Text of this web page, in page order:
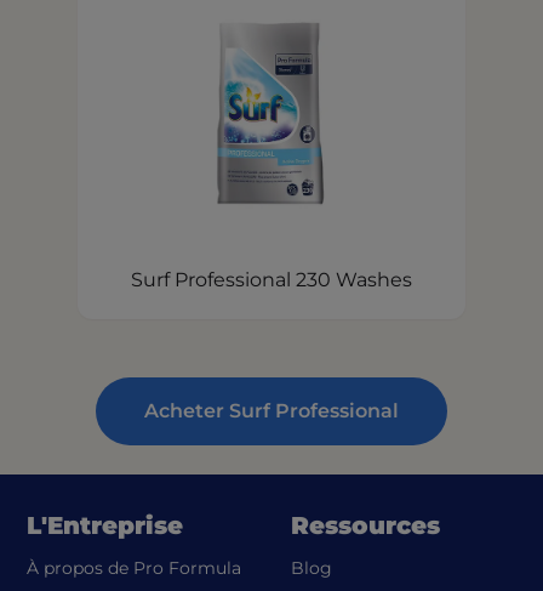
Surf Professional 230 Washes
Acheter Surf Professional
L'Entreprise
À propos de Pro Formula
Ressources
Blog